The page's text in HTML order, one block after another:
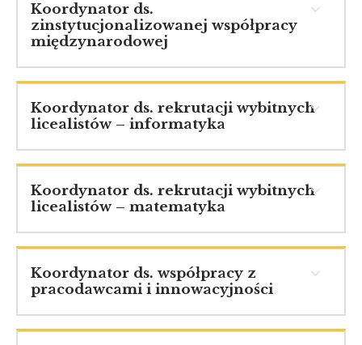
Koordynator ds.
zinstytucjonalizowanej współpracy
międzynarodowej
Koordynator ds. rekrutacji wybitnych
licealistów – informatyka
Koordynator ds. rekrutacji wybitnych
licealistów – matematyka
Koordynator ds. współpracy z
pracodawcami i innowacyjności